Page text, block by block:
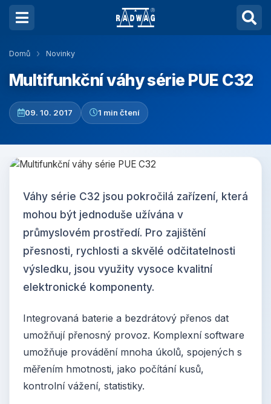
Domů Novinky
Multifunkční váhy série PUE C32
09. 10. 2017 1 min čtení
Váhy série C32 jsou pokročilá zařízení, která
mohou být jednoduše užívána v
průmyslovém prostředí. Pro zajištění
přesnosti, rychlosti a skvělé odčitatelnosti
výsledku, jsou využity vysoce kvalitní
elektronické komponenty.
Integrovaná baterie a bezdrátový přenos dat
umožňují přenosný provoz. Komplexní software
umožňuje provádění mnoha úkolů, spojených s
měřením hmotnosti, jako počítání kusů,
kontrolní vážení, statistiky.